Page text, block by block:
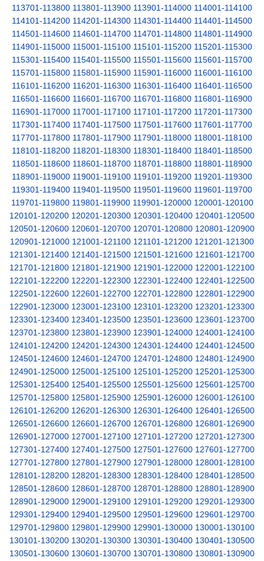
113701-113800 113801-113900 113901-114000 114001-114100
114101-114200 114201-114300 114301-114400 114401-114500
114501-114600 114601-114700 114701-114800 114801-114900
114901-115000 115001-115100 115101-115200 115201-115300
115301-115400 115401-115500 115501-115600 115601-115700
115701-115800 115801-115900 115901-116000 116001-116100
116101-116200 116201-116300 116301-116400 116401-116500
116501-116600 116601-116700 116701-116800 116801-116900
116901-117000 117001-117100 117101-117200 117201-117300
117301-117400 117401-117500 117501-117600 117601-117700
117701-117800 117801-117900 117901-118000 118001-118100
118101-118200 118201-118300 118301-118400 118401-118500
118501-118600 118601-118700 118701-118800 118801-118900
118901-119000 119001-119100 119101-119200 119201-119300
119301-119400 119401-119500 119501-119600 119601-119700
119701-119800 119801-119900 119901-120000 120001-120100
120101-120200 120201-120300 120301-120400 120401-120500
120501-120600 120601-120700 120701-120800 120801-120900
120901-121000 121001-121100 121101-121200 121201-121300
121301-121400 121401-121500 121501-121600 121601-121700
121701-121800 121801-121900 121901-122000 122001-122100
122101-122200 122201-122300 122301-122400 122401-122500
122501-122600 122601-122700 122701-122800 122801-122900
122901-123000 123001-123100 123101-123200 123201-123300
123301-123400 123401-123500 123501-123600 123601-123700
123701-123800 123801-123900 123901-124000 124001-124100
124101-124200 124201-124300 124301-124400 124401-124500
124501-124600 124601-124700 124701-124800 124801-124900
124901-125000 125001-125100 125101-125200 125201-125300
125301-125400 125401-125500 125501-125600 125601-125700
125701-125800 125801-125900 125901-126000 126001-126100
126101-126200 126201-126300 126301-126400 126401-126500
126501-126600 126601-126700 126701-126800 126801-126900
126901-127000 127001-127100 127101-127200 127201-127300
127301-127400 127401-127500 127501-127600 127601-127700
127701-127800 127801-127900 127901-128000 128001-128100
128101-128200 128201-128300 128301-128400 128401-128500
128501-128600 128601-128700 128701-128800 128801-128900
128901-129000 129001-129100 129101-129200 129201-129300
129301-129400 129401-129500 129501-129600 129601-129700
129701-129800 129801-129900 129901-130000 130001-130100
130101-130200 130201-130300 130301-130400 130401-130500
130501-130600 130601-130700 130701-130800 130801-130900